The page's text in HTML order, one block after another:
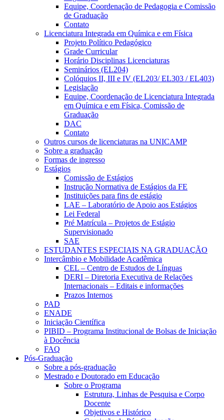
Equipe, Coordenação de Pedagogia e Comissão
de Graduação
Contato
Licenciatura Integrada em Química e em Física
Projeto Político Pedagógico
Grade Curricular
Horário Disciplinas Licenciaturas
Seminários (EL204)
Colóquios II, III e IV (EL203/ EL303 / EL403)
Legislação
Equipe, Coordenação de Licenciatura Integrada
em Química e em Física, Comissão de
Graduação
DAC
Contato
Outros cursos de licenciaturas na UNICAMP
Sobre a graduação
Formas de ingresso
Estágios
Comissão de Estágios
Instrução Normativa de Estágios da FE
Instituições para fins de estágio
LAE – Laboratório de Apoio aos Estágios
Lei Federal
Pré Matrícula – Projetos de Estágio
Supervisionado
SAE
ESTUDANTES ESPECIAIS NA GRADUAÇÃO
Intercâmbio e Mobilidade Acadêmica
CEL – Centro de Estudos de Línguas
DERI – Diretoria Executiva de Relações
Internacionais – Editais e informações
Prazos Internos
PAD
ENADE
Iniciação Científica
PIBID – Programa Institucional de Bolsas de Iniciação
à Docência
FAQ
Pós-Graduação
Sobre a pós-graduação
Mestrado e Doutorado em Educação
Sobre o Programa
Estrutura, Linhas de Pesquisa e Corpo
Docente
Objetivos e Histórico